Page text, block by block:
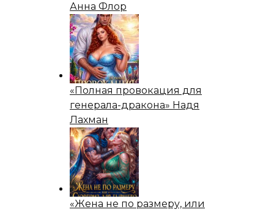
Анна Флор
«Полная провокация для
генерала-дракона» Надя
Лахман
«Жена не по размеру, или